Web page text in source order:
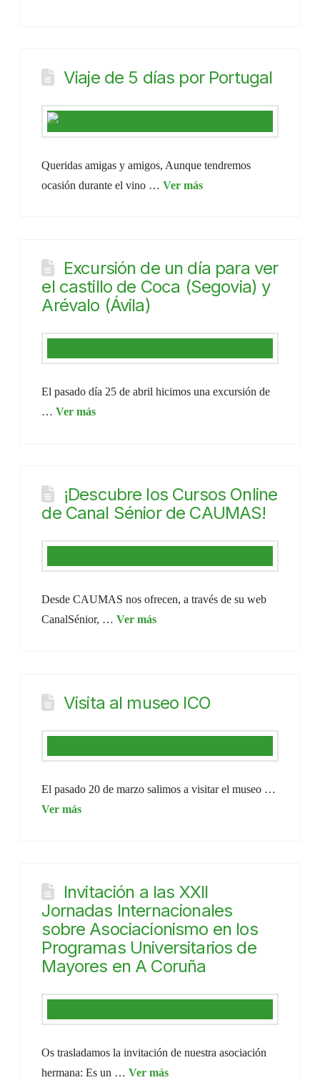
Viaje de 5 días por Portugal
Queridas amigas y amigos, Aunque tendremos
ocasión durante el vino …
Excursión de un día para ver
el castillo de Coca (Segovia) y
Arévalo (Ávila)
El pasado día 25 de abril hicimos una excursión de
…
¡Descubre los Cursos Online
de Canal Sénior de CAUMAS!
Desde CAUMAS nos ofrecen, a través de su web
CanalSénior, …
Visita al museo ICO
El pasado 20 de marzo salimos a visitar el museo …
Invitación a las XXII
Jornadas Internacionales
sobre Asociacionismo en los
Programas Universitarios de
Mayores en A Coruña
Os trasladamos la invitación de nuestra asociación
hermana: Es un …